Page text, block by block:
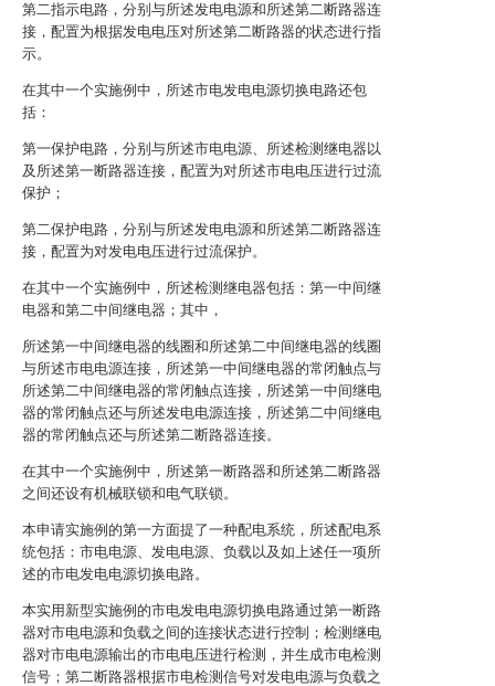
第二指示电路，分别与所述发电电源和所述第二断路器连
接，配置为根据发电电压对所述第二断路器的状态进行指
示。
在其中一个实施例中，所述市电发电电源切换电路还包
括：
第一保护电路，分别与所述市电电源、所述检测继电器以
及所述第一断路器连接，配置为对所述市电电压进行过流
保护；
第二保护电路，分别与所述发电电源和所述第二断路器连
接，配置为对发电电压进行过流保护。
在其中一个实施例中，所述检测继电器包括：第一中间继
电器和第二中间继电器；其中，
所述第一中间继电器的线圈和所述第二中间继电器的线圈
与所述市电电源连接，所述第一中间继电器的常闭触点与
所述第二中间继电器的常闭触点连接，所述第一中间继电
器的常闭触点还与所述发电电源连接，所述第二中间继电
器的常闭触点还与所述第二断路器连接。
在其中一个实施例中，所述第一断路器和所述第二断路器
之间还设有机械联锁和电气联锁。
本申请实施例的第一方面提了一种配电系统，所述配电系
统包括：市电电源、发电电源、负载以及如上述任一项所
述的市电发电电源切换电路。
本实用新型实施例的市电发电电源切换电路通过第一断路
器对市电电源和负载之间的连接状态进行控制；检测继电
器对市电电源输出的市电电压进行检测，并生成市电检测
信号；第二断路器根据市电检测信号对发电电源与负载之